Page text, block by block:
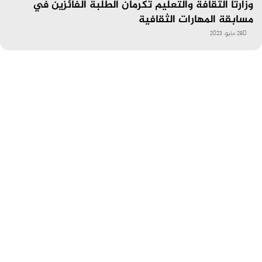
وزارتا الثقافة والتعليم تُكرِّمان الطلبة الفائزين في
مسابقة المهارات الثقافية
29 مايو، 2023